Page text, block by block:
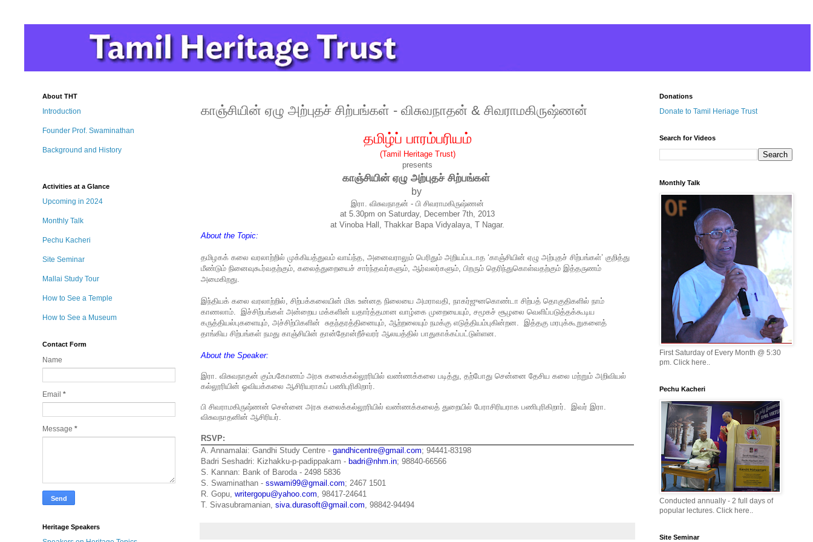
காஞ்சியின் ஏழு அற்புதச் சிற்பங்கள் - விசுவநாதன் & சிவராமகிருஷ்ணன்
தமிழ்ப் பாரம்பரியம்
(Tamil Heritage Trust)
presents
காஞ்சியின் ஏழு அற்புதச் சிற்பங்கள்
by
இரா. விசுவநாதன் - பி சிவராமகிருஷ்ணன்
at 5.30pm on Saturday, December 7th, 2013
at Vinoba Hall, Thakkar Bapa Vidyalaya, T Nagar.
About the Topic:
தமிழகக் கலை வரலாற்றில் முக்கியத்துவம் வாய்ந்த, அனைவராலும் பெரிதும் அறியப்படாத ‘காஞ்சியின் ஏழு அற்புதச் சிற்பங்கள்’ குறித்து
மீண்டும் நினைவுகூர்வதற்கும், கலைத்துறையைச் சார்ந்தவர்களும், ஆர்வலர்களும், பிறரும் தெரிந்துகொள்வதற்கும் இத்தருணம்
அமைகிறது.
இந்தியக் கலை வரலாற்றில், சிற்பக்கலையின் மிக உன்னத நிலையை அமராவதி, நாகர்ஜுனகொண்டா சிற்பத் தொகுதிகளில் நாம்
காணலாம். இச்சிற்பங்கள் அன்றைய மக்களின் யதார்த்தமான வாழ்கை முறையையும், சமூகச் சூழலை வெளிப்படுத்தக்கூடிய
கருத்தியல்புகளையும், அச்சிற்பிகளின் சுதந்தரத்தினையும், ஆற்றலையும் நமக்கு எடுத்தியம்புகின்றன. இத்தகு மரபுக்கூறுகளைத்
தாங்கிய சிற்பங்கள் நமது காஞ்சியின் தான்தோன்றீச்வரர் ஆலயத்தில் பாதுகாக்கப்பட்டுள்ளன.
About the Speaker:
இரா. விசுவநாதன் கும்பகோணம் அரசு கலைக்கல்லூரியில் வண்ணக்கலை படித்து, தற்போது சென்னை தேசிய கலை மற்றும் அறிவியல்
கல்லூரியின் ஓவியக்கலை ஆசிரியராகப் பணிபுரிகிறார்.
பி சிவராமகிருஷ்ணன் சென்னை அரசு கலைக்கல்லூரியில் வண்ணக்கலைத் துறையில் பேராசிரியராக பணிபுரிகிறார். இவர் இரா.
விசுவநாதனின் ஆசிரியர்.
RSVP:
A. Annamalai: Gandhi Study Centre - gandhicentre@gmail.com; 94441-83198
Badri Seshadri: Kizhakku-p-padippakam - badri@nhm.in; 98840-66566
S. Kannan: Bank of Baroda - 2498 5836
S. Swaminathan - sswami99@gmail.com; 2467 1501
R. Gopu, writergopu@yahoo.com, 98417-24641
T. Sivasubramanian, siva.durasoft@gmail.com, 98842-94494
About THT
Introduction
Founder Prof. Swaminathan
Background and History
Activities at a Glance
Upcoming in 2024
Monthly Talk
Pechu Kacheri
Site Seminar
Mallai Study Tour
How to See a Temple
How to See a Museum
Contact Form
Name
Email *
Message *
Heritage Speakers
Donations
Donate to Tamil Heriage Trust
Search for Videos
Monthly Talk
First Saturday of Every Month @ 5:30
pm. Click here..
Pechu Kacheri
Conducted annually - 2 full days of
popular lectures. Click here..
Site Seminar